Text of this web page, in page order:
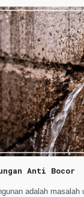
Anti Bocor
adalah masalah